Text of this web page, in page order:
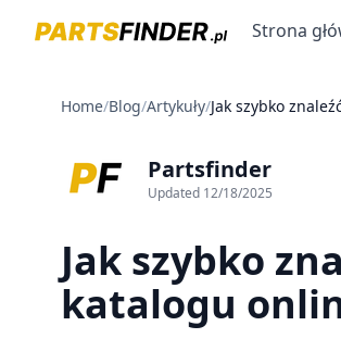
Strona
Home/Blog/Artykuły/Jak szybko
Partsfinder
Updated 12/18/2025
Jak szybko
katalogu